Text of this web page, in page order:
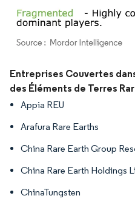
Image © Mordor Intelligence. La
Entreprises Couvertes
des Éléments de Terres
Appia REU
Arafura Rare Earths
China Rare Earth Group
China Rare Earth Holdings
ChinaTungsten